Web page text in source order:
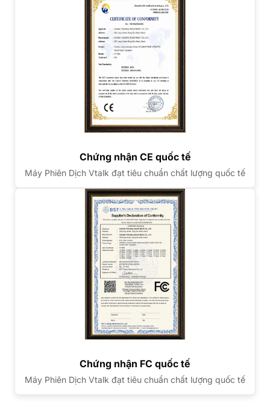
Chứng nhận CE quốc tế
Máy Phiên Dịch Vtalk đạt tiêu chuẩn chất lượng quốc tế
Chứng nhận FC quốc tế
Máy Phiên Dịch Vtalk đạt tiêu chuẩn chất lượng quốc tế